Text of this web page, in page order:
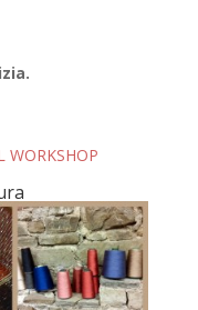
WORKSHOP